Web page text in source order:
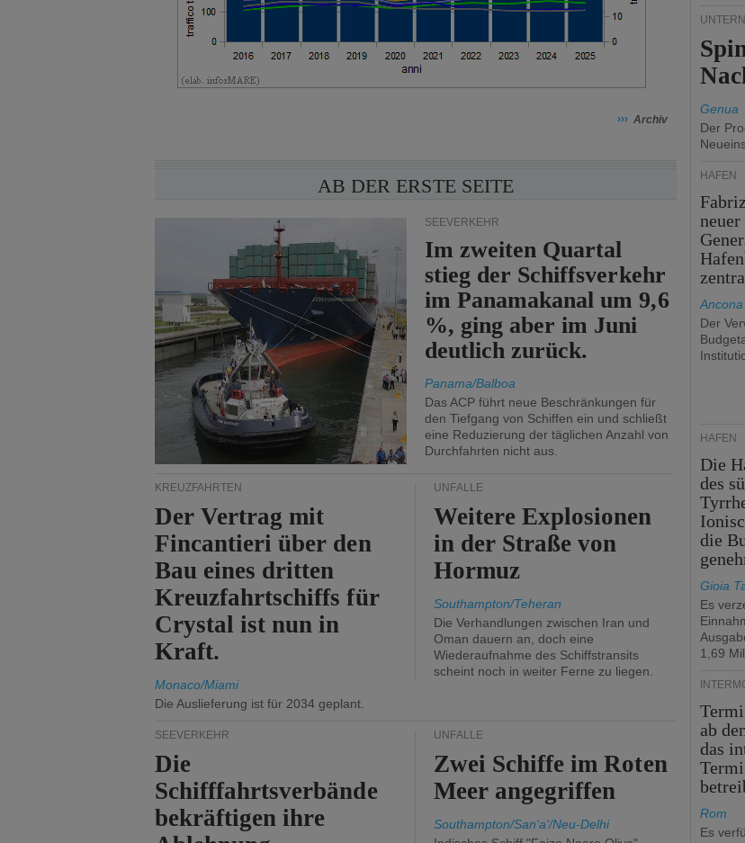
››› Archiv
AB DER ERSTE SEITE
SEEVERKEHR
Im zweiten Quartal
stieg der Schiffsverkehr
im Panamakanal um 9,6
%, ging aber im Juni
deutlich zurück.
Panama/Balboa
Das ACP führt neue Beschränkungen für
den Tiefgang von Schiffen ein und schließt
eine Reduzierung der täglichen Anzahl von
Durchfahrten nicht aus.
KREUZFAHRTEN
Der Vertrag mit
Fincantieri über den
Bau eines dritten
Kreuzfahrtschiffs für
Crystal ist nun in
Kraft.
Monaco/Miami
Die Auslieferung ist für 2034 geplant.
UNFÄLLE
Weitere Explosionen
in der Straße von
Hormuz
Southampton/Teheran
Die Verhandlungen zwischen Iran und
Oman dauern an, doch eine
Wiederaufnahme des Schiffstransits
scheint noch in weiter Ferne zu liegen.
SEEVERKEHR
Die
Schifffahrtsverbände
bekräftigen ihre
UNFÄLLE
Zwei Schiffe im Roten
Meer angegriffen
Southampton/San'a'/Neu-Delhi
Genua
Der
HÄFEN
neuer
Ancona
Der
HÄFEN
Die
des
die
Gioia
Es
1,69
ab
das
Rom
Es